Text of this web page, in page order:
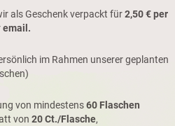
als Geschenk verpackt für2,50 € per
email.
im Rahmen unserer geplanten
von mindestens60 Flaschen
von 20 Ct./Flasche,